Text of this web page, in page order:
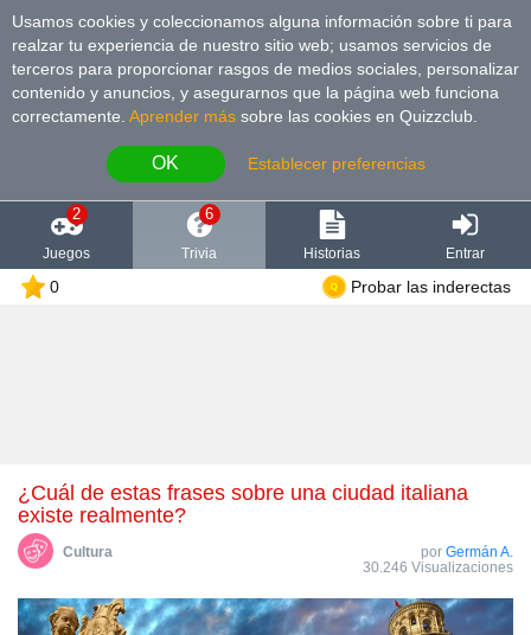
Usamos cookies y coleccionamos alguna información sobre ti para
realzar tu experiencia de nuestro sitio web; usamos servicios de
terceros para proporcionar rasgos de medios sociales, personalizar
contenido y anuncios, y asegurarnos que la página web funciona
correctamente. Aprender más sobre las cookies en Quizzclub.
OK Establecer preferencias
2
Juegos
6
Trivia Historias Entrar
0 Probar las inderectas
¿Cuál de estas frases sobre una ciudad italiana
existe realmente?
Cultura por Germán A.
30.246 Visualizaciones